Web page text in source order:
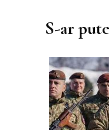
articole
S-ar